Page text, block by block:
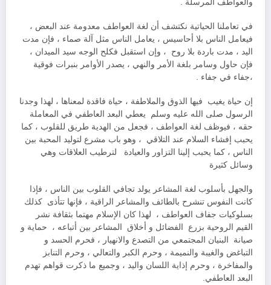
في تعاملنا الحياتية نكتشف أن لغة العواطف معدومة عند البعض ،
فيعامل الناس بلا أحاسيس ، يعامل الناس مثل آلة صماء ، فإن مدت
اليد ، مدت باردة بلا روح ، وإن استقبل فكلح الوجه سيد الميدان ،
فإن حاول وسامر بلغة الأمر والنهي ، يصدر الأوامر بنبرات فوقية
،جفاء في جفاء .
إن حياة يغيب فيها الذوق والملاطفة ، حياة فاقدة لمعناها ، لهذا وجدنا
الرسول صلى الله عليه وسلم يعطي البعد العاطفي في المعاملة
حقه ، فيوظف لغة العواطف ، فجعل من الهدية طريق للقلوب ، كما
يحبب إفشاء السلام عند التلاقي ، وهو باب مشرع لتوليد المحبة بين
الناس ، كما يحبب إلينا التزاور والعيادة لترطيب العلاقات وهي
وسائل كثيرة
والجهل بأسلوب لغة المشاعر يولد تجافي القلوب بين الناس ، فإذا
كانت النفوس تنشرح بالطائف والمشاعر الراقية ، فإنها تتأذى كذلك
بسلوكيات جفاف العواطف ، لهذا كان الإسلام مهتما بثقافة نشر
القيم الروحية بزرع الفضائل و أخلاق المشاعر بين أتباعه ، حماية و
صيانة البنيان المجتمعي من التصدع والانهيار ، فحرم الحسد و
التباغض والغيبة والنميمة ، وحرم الكبر والتعالي ، وحرم التنابز
والمفاخرة ، وحرم إذاية اللسان واليد ، وجميع ما ذكرت قواهم تهدم
البعد العاطفي.